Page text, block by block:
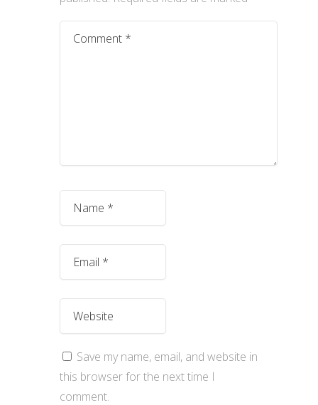
Save my name, email, and website in
this browser for the next time I
comment.